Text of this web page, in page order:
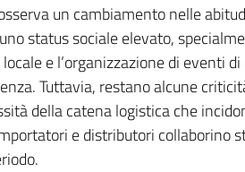
un cambiamento nelle
status sociale elevato,
e l’organizzazione di eventi
Tuttavia, restano alcune
della catena logistica che
e distributori collaborino